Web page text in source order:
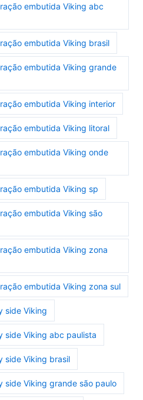
embutida Viking abc
embutida Viking brasil
embutida Viking grande
embutida Viking interior
embutida Viking litoral
embutida Viking onde
embutida Viking sp
embutida Viking são
embutida Viking zona
embutida Viking zona sul
side Viking
side Viking abc paulista
side Viking brasil
side Viking grande são paulo